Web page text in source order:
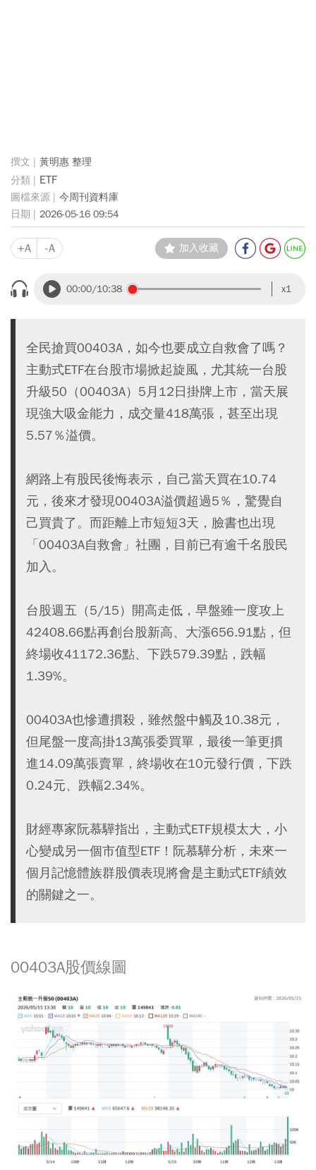
黃明惠 整理
ETF
今周刊資料庫
2026-05-16 09:54
+A -A 加入收藏
00:00/10:38 x1
全民搶買00403A，如今也要成立自救會了嗎？
主動式ETF在台股市場掀起旋風，尤其統一台股
升級50（00403A）5月12日掛牌上市，當天展
現強大吸金能力，成交量418萬張，甚至出現
5.57％溢價。
網路上有股民後悔表示，自己當天買在10.74
元，後來才發現00403A溢價超過5％，驚覺自
己買貴了。而距離上市短短3天，臉書也出現
「00403A自救會」社團，目前已有逾千名股民
加入。
台股週五（5/15）開高走低，早盤雖一度攻上
42408.66點再創台股新高、大漲656.91點，但
終場收41172.36點、下跌579.39點，跌幅
1.39%。
00403A也慘遭摜殺，雖然盤中觸及10.38元，
但尾盤一度高掛13萬張委買單，最後一筆更摜
進14.09萬張賣單，終場收在10元發行價，下跌
0.24元、跌幅2.34%。
財經專家阮慕驊指出，主動式ETF規模太大，小
心變成另一個市值型ETF！阮慕驊分析，未來一
個月記憶體族群股價表現將會是主動式ETF績效
的關鍵之一。
00403A股價線圖